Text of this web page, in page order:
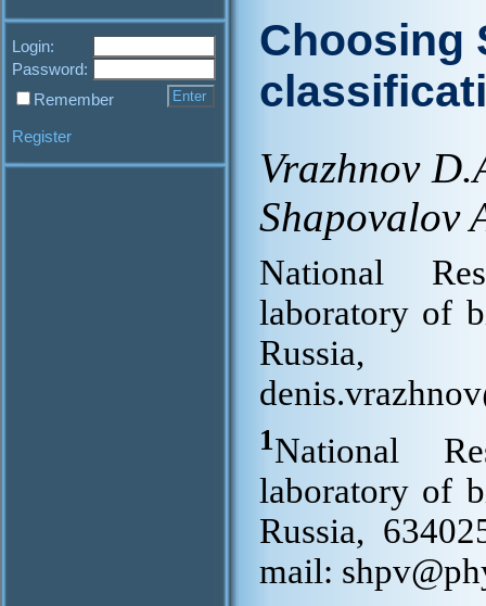
Login:
Password:
Remember
Register
Choosing
Vrazhnov
Shapovalov
National
laboratory of
1National
laboratory of
Russia,
mail: